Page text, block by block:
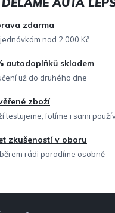
a
í
p
r
y
v
ý
zdarma
nad 2 000 Kč
autodoplňků skladem
už do druhého dne
zboží
testujeme, fotíme i sami
zkušeností v oboru
rádi poradíme osobně